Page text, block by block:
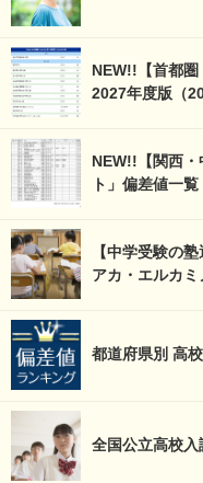
NEW!!【首都圏
2027年度版（
NEW!!【関西・
ト」偏差値一覧
【中学受験の
アカ・エルカ
都道府県別 高
全国公立高校入